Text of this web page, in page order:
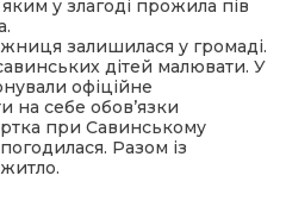
у злагоді прожила пів
залишилася у громаді.
дітей малювати. У
офіційне
на себе обов’язки
при Савинському
Разом із